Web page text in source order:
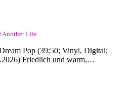
Another Life
Pop (39:50; Vinyl, Digital;
Friedlich und warm,…